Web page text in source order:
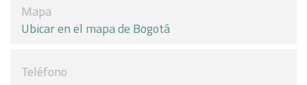
Mapa
Ubicar en el mapa de Bogotá
Teléfono